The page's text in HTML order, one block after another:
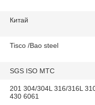
Китай
Tisco /Bao steel
SGS ISO MTC
201 304/304L 316/316L
430 6061